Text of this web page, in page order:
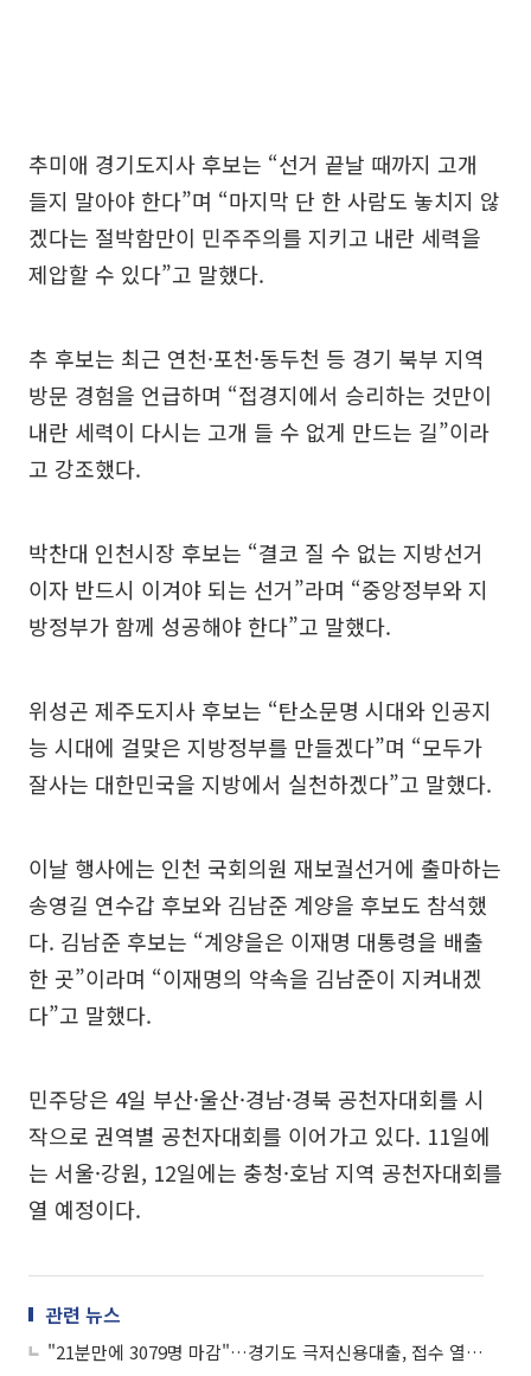
추미애 경기도지사 후보는 “선거 끝날 때까지 고개
들지 말아야 한다”며 “마지막 단 한 사람도 놓치지 않
겠다는 절박함만이 민주주의를 지키고 내란 세력을
제압할 수 있다”고 말했다.
추 후보는 최근 연천·포천·동두천 등 경기 북부 지역
방문 경험을 언급하며 “접경지에서 승리하는 것만이
내란 세력이 다시는 고개 들 수 없게 만드는 길”이라
고 강조했다.
박찬대 인천시장 후보는 “결코 질 수 없는 지방선거
이자 반드시 이겨야 되는 선거”라며 “중앙정부와 지
방정부가 함께 성공해야 한다”고 말했다.
위성곤 제주도지사 후보는 “탄소문명 시대와 인공지
능 시대에 걸맞은 지방정부를 만들겠다”며 “모두가
잘사는 대한민국을 지방에서 실천하겠다”고 말했다.
이날 행사에는 인천 국회의원 재보궐선거에 출마하는
송영길 연수갑 후보와 김남준 계양을 후보도 참석했
다. 김남준 후보는 “계양을은 이재명 대통령을 배출
한 곳”이라며 “이재명의 약속을 김남준이 지켜내겠
다”고 말했다.
민주당은 4일 부산·울산·경남·경북 공천자대회를 시
작으로 권역별 공천자대회를 이어가고 있다. 11일에
는 서울·강원, 12일에는 충청·호남 지역 공천자대회를
열 예정이다.
관련 뉴스
"21분만에 3079명 마감"…경기도 극저신용대출, 접수 열자마자 폭주했다